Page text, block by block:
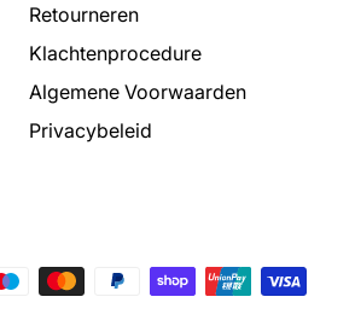
Retourneren
Klachtenprocedure
Algemene Voorwaarden
Privacybeleid